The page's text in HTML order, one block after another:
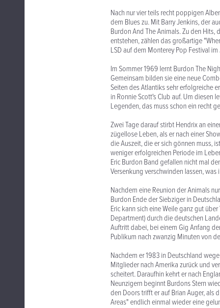
Nach nur vier teils recht poppigen
dem Blues zu. Mit Barry Jenkins, der
Burdon And The Animals. Zu den
entstehen, zählen das großartige
LSD auf dem Monterey Pop Festival
Im Sommer 1969 lernt Burdon The
Gemeinsam bilden sie eine neue
Seiten des Atlantiks sehr erfolgreiche
in Ronnie Scott's Club auf. Um diesen
Legenden, das muss schon ein recht
Zwei Tage darauf stirbt Hendrix an
zügellose Leben, als er nach einer
die Auszeit, die er sich gönnen muss,
weniger erfolgreichen Periode im
Eric Burdon Band gefallen nicht mal
Versenkung verschwinden lassen,
Nachdem eine Reunion der Animals
Burdon Ende der Siebziger in
Eric kann sich eine Weile ganz gut
Department) durch die deutschen
Auftritt dabei, bei einem Gig Anfang
Publikum nach zwanzig Minuten von
Nachdem er 1983 in Deutschland
Mitglieder nach Amerika zurück und
scheitert. Daraufhin kehrt er nach
Neunzigern beginnt Burdons Stern
den Doors trifft er auf Brian Auger, als
Areas" endlich einmal wieder eine